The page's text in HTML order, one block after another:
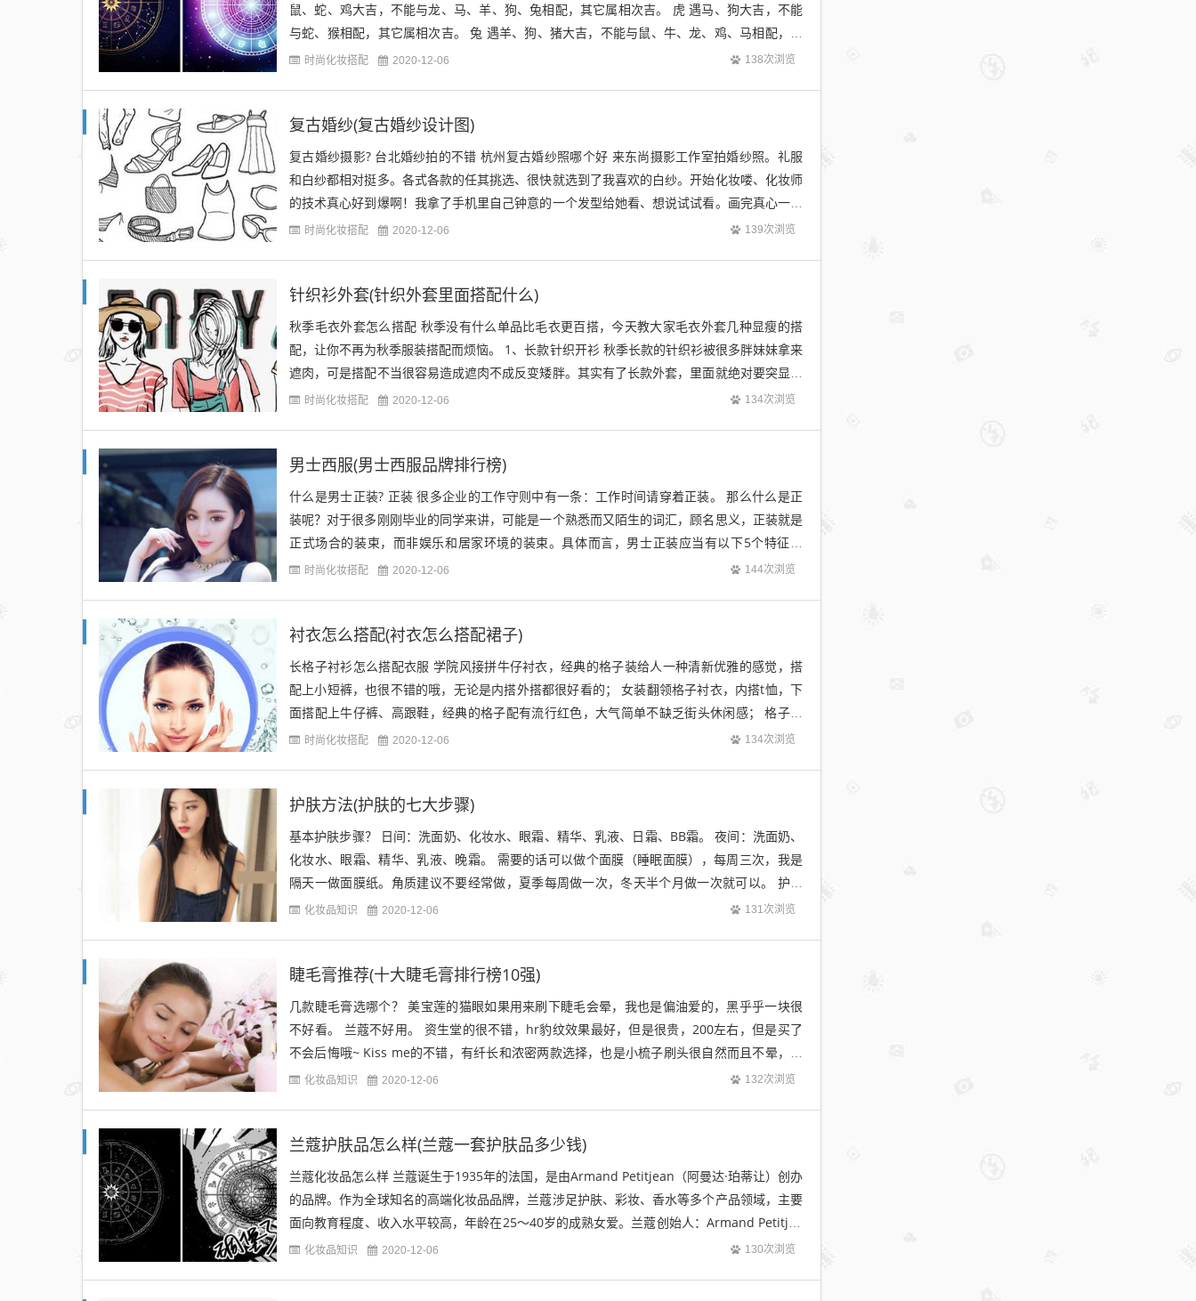
鼠、蛇、鸡大吉，不能与龙、马、羊、狗、兔相配，其它属相次吉。 虎 遇马、狗大吉，不能
与蛇、猴相配，其它属相次吉。 兔 遇羊、狗、猪大吉，不能与鼠、牛、龙、鸡、马相配，其
它属相次吉。 龙 遇鼠、猴、鸡大吉，不能与狗、...
时尚化妆搭配 2020-12-06 138次浏览
复古婚纱(复古婚纱设计图)
复古婚纱摄影? 台北婚纱拍的不错 杭州复古婚纱照哪个好 来东尚摄影工作室拍婚纱照。礼服
和白纱都相对挺多。各式各款的任其挑选、很快就选到了我喜欢的白纱。开始化妆喽、化妆师
的技术真心好到爆啊！我拿了手机里自己钟意的一个发型给她看、想说试试看。画完真心一模
一样啊、真是心灵手巧、不得不赞！摄影师的发型非常的...
时尚化妆搭配 2020-12-06 139次浏览
针织衫外套(针织外套里面搭配什么)
秋季毛衣外套怎么搭配 秋季没有什么单品比毛衣更百搭，今天教大家毛衣外套几种显瘦的搭
配，让你不再为秋季服装搭配而烦恼。 1、长款针织开衫 秋季长款的针织衫被很多胖妹妹拿来
遮肉，可是搭配不当很容易造成遮肉不成反变矮胖。其实有了长款外套，里面就绝对要突显身
材比例，否则会感觉上下半身一样长，再穿高跟鞋也不能...
时尚化妆搭配 2020-12-06 134次浏览
男士西服(男士西服品牌排行榜)
什么是男士正装? 正装 很多企业的工作守则中有一条：工作时间请穿着正装。 那么什么是正
装呢？对于很多刚刚毕业的同学来讲，可能是一个熟悉而又陌生的词汇，顾名思义，正装就是
正式场合的装束，而非娱乐和居家环境的装束。具体而言，男士正装应当有以下5个特征：
1、三色原则 三色原则是在国外经典商务礼仪规范中被...
时尚化妆搭配 2020-12-06 144次浏览
衬衣怎么搭配(衬衣怎么搭配裙子)
长格子衬衫怎么搭配衣服 学院风接拼牛仔衬衣，经典的格子装给人一种清新优雅的感觉，搭
配上小短裤，也很不错的哦，无论是内搭外搭都很好看的； 女装翻领格子衬衣，内搭t恤，下
面搭配上牛仔裤、高跟鞋，经典的格子配有流行红色，大气简单不缺乏街头休闲感； 格子拼
雪纺衬衣，配上柔和的雪纺别具一格，下面搭配上宽松休闲...
时尚化妆搭配 2020-12-06 134次浏览
护肤方法(护肤的七大步骤)
基本护肤步骤？ 日间：洗面奶、化妆水、眼霜、精华、乳液、日霜、BB霜。 夜间：洗面奶、
化妆水、眼霜、精华、乳液、晚霜。 需要的话可以做个面膜（睡眠面膜），每周三次，我是
隔天一做面膜纸。角质建议不要经常做，夏季每周做一次，冬天半个月做一次就可以。 护肤
的步骤? 护肤基本步骤：洗面奶-去角质-面膜-爽肤...
化妆品知识 2020-12-06 131次浏览
睫毛膏推荐(十大睫毛膏排行榜10强)
几款睫毛膏选哪个？ 美宝莲的猫眼如果用来刷下睫毛会晕，我也是偏油爱的，黑乎乎一块很
不好看。 兰蔻不好用。 资生堂的很不错，hr豹纹效果最好，但是很贵，200左右，但是买了
不会后悔哦~ Kiss me的不错，有纤长和浓密两款选择，也是小梳子刷头很自然而且不晕，但
是不是特别好卸掉，不过普遍反映用美宝莲的...
化妆品知识 2020-12-06 132次浏览
兰蔻护肤品怎么样(兰蔻一套护肤品多少钱)
兰蔻化妆品怎么样 兰蔻诞生于1935年的法国，是由Armand Petitjean（阿曼达·珀蒂让）创办
的品牌。作为全球知名的高端化妆品品牌，兰蔻涉足护肤、彩妆、香水等多个产品领域，主要
面向教育程度、收入水平较高，年龄在25～40岁的成熟女爱。兰蔻创始人：Armand Petitjea
n凭借着对香水...
化妆品知识 2020-12-06 130次浏览